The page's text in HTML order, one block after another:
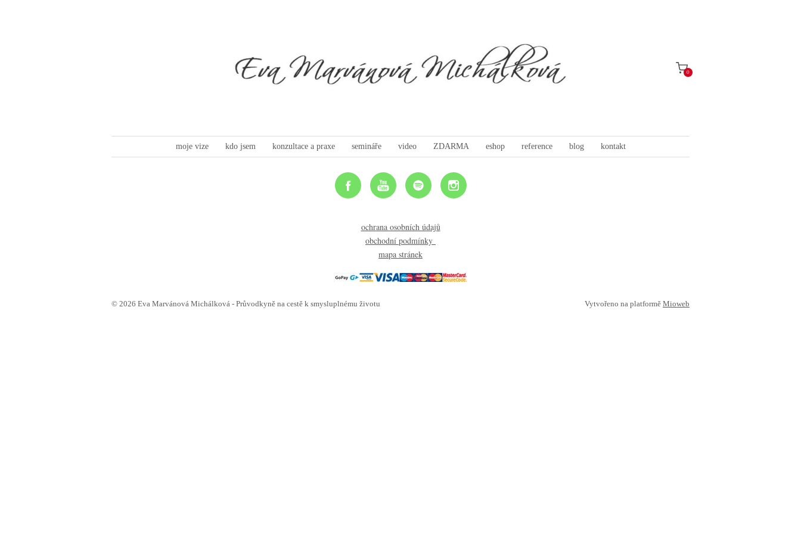
0
moje vize kdo jsem konzultace a praxe semináře video ZDARMA eshop reference blog kontakt
ochrana osobních údajů
obchodní podmínky
mapa stránek
© 2026 Eva Marvánová Michálková - Průvodkyně na cestě k smysluplnému životu Vytvořeno na platformě Mioweb